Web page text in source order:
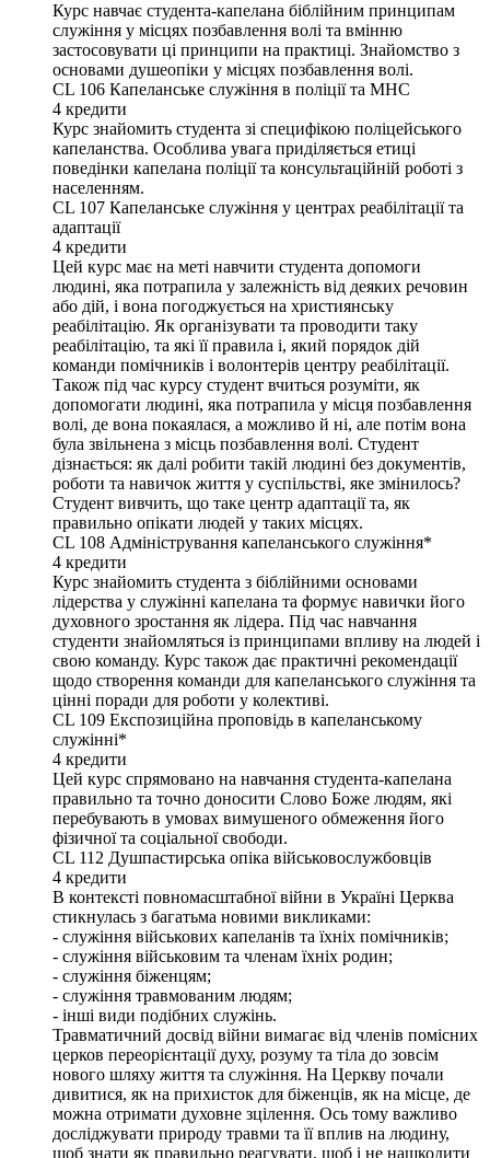
Курс навчає студента-капелана біблійним принципам
служіння у місцях позбавлення волі та вмінню
застосовувати ці принципи на практиці. Знайомство з
основами душеопіки у місцях позбавлення волі.
CL 106 Капеланське служіння в поліції та МНС
4 кредити
Курс знайомить студента зі специфікою поліцейського
капеланства. Особлива увага приділяється етиці
поведінки капелана поліції та консультаційній роботі з
населенням.
CL 107 Капеланське служіння у центрах реабілітації та
адаптації
4 кредити
Цей курс має на меті навчити студента допомоги
людині, яка потрапила у залежність від деяких речовин
або дій, і вона погоджується на християнську
реабілітацію. Як організувати та проводити таку
реабілітацію, та які її правила і, який порядок дій
команди помічників і волонтерів центру реабілітації.
Також під час курсу студент вчиться розуміти, як
допомогати людині, яка потрапила у місця позбавлення
волі, де вона покаялася, а можливо й ні, але потім вона
була звільнена з місць позбавлення волі. Студент
дізнається: як далі робити такій людині без документів,
роботи та навичок життя у суспільстві, яке змінилось?
Студент вивчить, що таке центр адаптації та, як
правильно опікати людей у таких місцях.
CL 108 Адміністрування капеланського служіння*
4 кредити
Курс знайомить студента з біблійними основами
лідерства у служінні капелана та формує навички його
духовного зростання як лідера. Під час навчання
студенти знайомляться із принципами впливу на людей і
свою команду. Курс також дає практичні рекомендації
щодо створення команди для капеланського служіння та
цінні поради для роботи у колективі.
CL 109 Експозиційна проповідь в капеланському
служінні*
4 кредити
Цей курс спрямовано на навчання студента-капелана
правильно та точно доносити Слово Боже людям, які
перебувають в умовах вимушеного обмеження його
фізичної та соціальної свободи.
CL 112 Душпастирська опіка військовослужбовців
4 кредити
В контексті повномасштабної війни в Україні Церква
стикнулась з багатьма новими викликами:
- служіння військових капеланів та їхніх помічників;
- служіння військовим та членам їхніх родин;
- служіння біженцям;
- служіння травмованим людям;
- інші види подібних служінь.
Травматичний досвід війни вимагає від членів помісних
церков переорієнтації духу, розуму та тіла до зовсім
нового шляху життя та служіння. На Церкву почали
дивитися, як на прихисток для біженців, як на місце, де
можна отримати духовне зцілення. Ось тому важливо
досліджувати природу травми та її вплив на людину,
щоб знати як правильно реагувати, щоб і не нашкодити